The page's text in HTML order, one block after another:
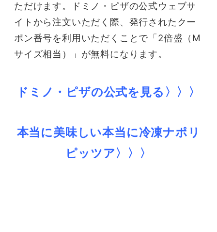
ただけます。ドミノ・ピザの公式ウェブサ
イトから注文いただく際、発行されたクー
ポン番号を利用いただくことで「2倍盛（M
サイズ相当）」が無料になります。
ドミノ・ピザの公式を見る〉〉〉
本当に美味しい本当に冷凍ナポリ
ピッツア〉〉〉